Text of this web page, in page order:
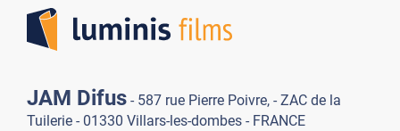
JAM Difus - 587 rue Pierre Poivre, - ZAC de la
Tuilerie - 01330 Villars-les-dombes - FRANCE